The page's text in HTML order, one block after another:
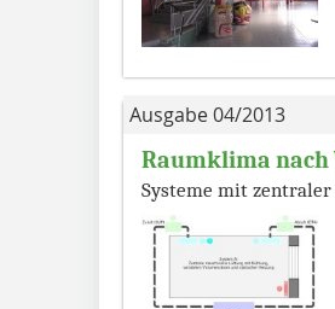
Ausgabe 04/2013
Raumklima nach
Systeme mit